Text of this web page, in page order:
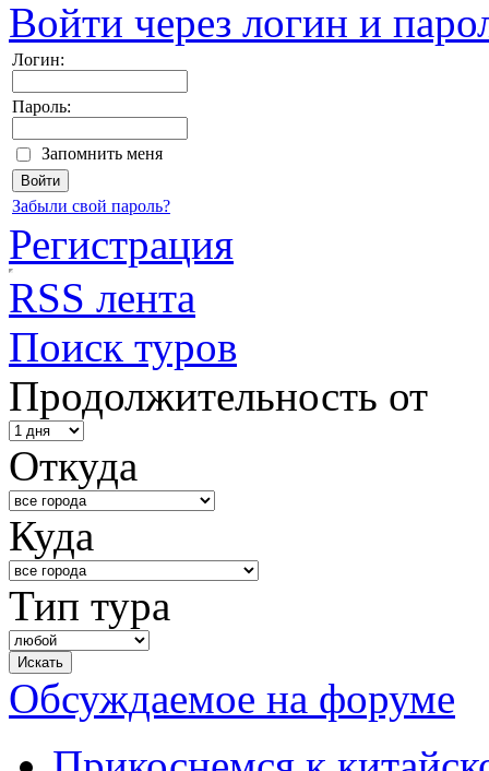
Войти через логин и
Логин:
Пароль:
Запомнить меня
Забыли свой пароль?
Регистрация
RSS лента
Поиск туров
Продолжительность от
Откуда
Куда
Тип тура
Обсуждаемое на форуме